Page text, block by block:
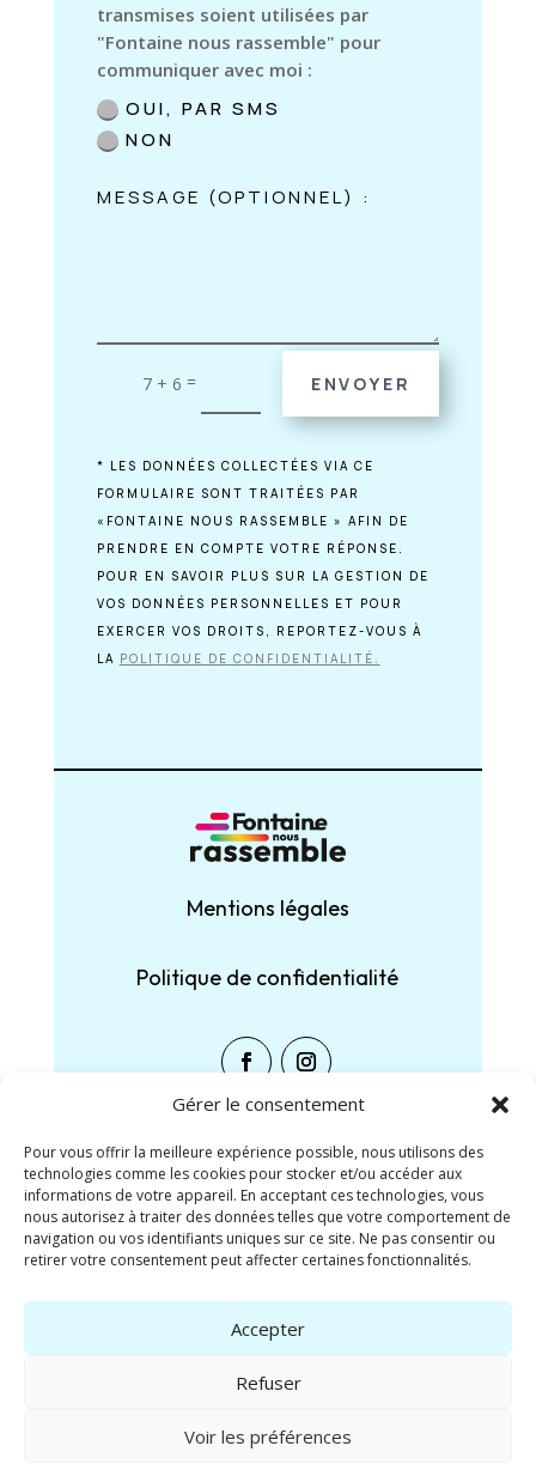
Gérer le consentement
Pour vous offrir la meilleure expérience possible, nous utilisons des
technologies comme les cookies pour stocker et/ou accéder aux
informations de votre appareil. En acceptant ces technologies, vous
nous autorisez à traiter des données telles que votre comportement de
navigation ou vos identifiants uniques sur ce site. Ne pas consentir ou
retirer votre consentement peut affecter certaines fonctionnalités.
Accepter
Refuser
Voir les préférences
transmises soient utilisées par
"Fontaine nous rassemble" pour
communiquer avec moi :
OUI, PAR SMS
NON
7 + 6 = ENVOYER
* LES DONNÉES COLLECTÉES VIA CE
FORMULAIRE SONT TRAITÉES PAR
«FONTAINE NOUS RASSEMBLE » AFIN DE
PRENDRE EN COMPTE VOTRE RÉPONSE.
POUR EN SAVOIR PLUS SUR LA GESTION DE
VOS DONNÉES PERSONNELLES ET POUR
EXERCER VOS DROITS, REPORTEZ-VOUS À
LA POLITIQUE DE CONFIDENTIALITÉ.
Mentions légales
Politique de confidentialité
Partager :
Facebook X